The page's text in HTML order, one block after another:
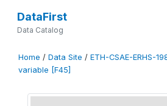
DataFirst
Data Catalog
Home / Data Site / ETH-CSAE-ERHS-
variable [F45]